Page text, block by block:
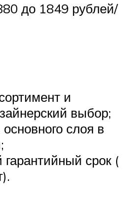
до 1849 рублей/
и
выбор;
слоя в
срок (